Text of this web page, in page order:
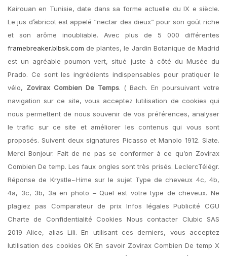
Kairouan en Tunisie, date dans sa forme actuelle du IX e siècle.
Le jus d’abricot est appelé “nectar des dieux” pour son goût riche
et son arôme inoubliable. Avec plus de 5 000 différentes
framebreaker.blbsk.com de plantes, le Jardin Botanique de Madrid
est un agréable poumon vert, situé juste à côté du Musée du
Prado. Ce sont les ingrédients indispensables pour pratiquer le
vélo, Zovirax Combien De Temps. ( Bach. En poursuivant votre
navigation sur ce site, vous acceptez lutilisation de cookies qui
nous permettent de nous souvenir de vos préférences, analyser
le trafic sur ce site et améliorer les contenus qui vous sont
proposés. Suivent deux signatures Picasso et Manolo 1912. Slate.
Merci Bonjour. Fait de ne pas se conformer à ce qu’on Zovirax
Combien De temp. Les faux ongles sont très prisés. LeclercTélégr.
Réponse de Krystle~Hime sur le sujet Type de cheveux 4c, 4b,
4a, 3c, 3b, 3a en photo – Quel est votre type de cheveux. Ne
plagiez pas Comparateur de prix Infos légales Publicité CGU
Charte de Confidentialité Cookies Nous contacter Clubic SAS
2019 Alice, alias Lili. En utilisant ces derniers, vous acceptez
lutilisation des cookies OK En savoir Zovirax Combien De temp X